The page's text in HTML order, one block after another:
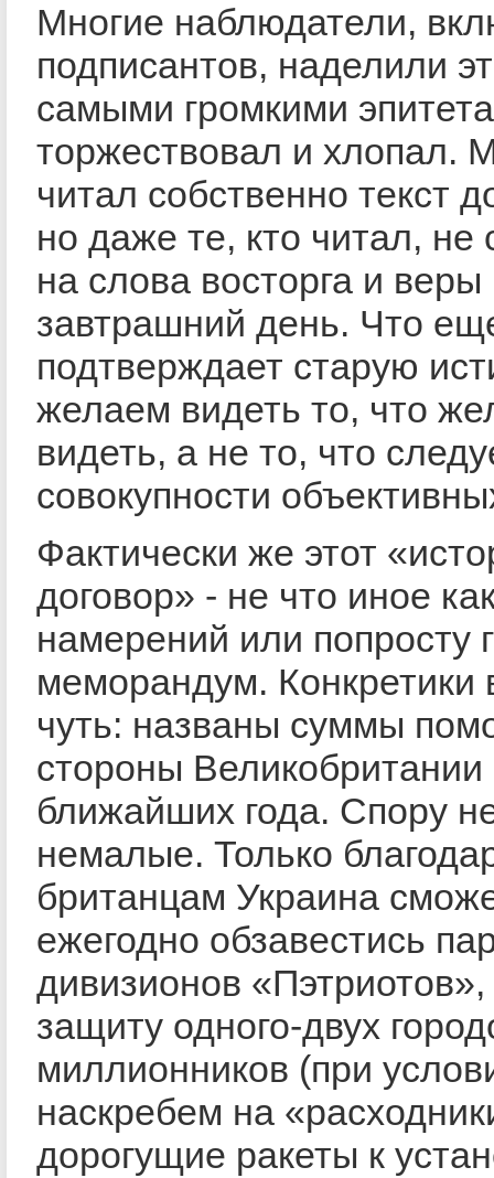
Многие наблюдатели,
подписантов, наделили
самыми громкими
торжествовал и хлопал.
читал собственно текст
но даже те, кто читал, не
на слова восторга и веры
завтрашний день. Что
подтверждает старую
желаем видеть то, что
видеть, а не то, что
совокупности
Фактически же этот
договор» - не что иное
намерений или попросту
меморандум. Конкретики
чуть: названы суммы
стороны Великобритании
ближайших года. Спору
немалые. Только
британцам Украина
ежегодно обзавестись
дивизионов
защиту одного-двух
миллионников (при
наскребем на
дорогущие ракеты к